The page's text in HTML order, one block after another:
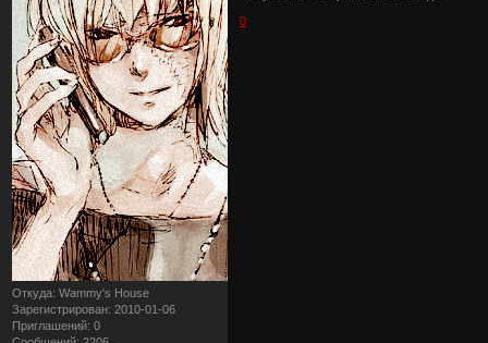
Откуда: Wammy's House
Зарегистрирован: 2010-01-06
Приглашений: 0
0